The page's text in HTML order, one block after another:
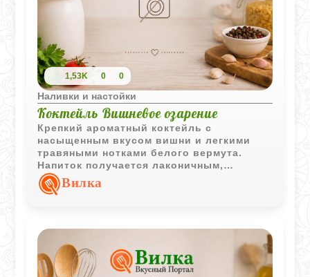
1,53K 0 0
Наливки и настойки
Коктейль Вишневое озарение
Крепкий ароматный коктейль с
насыщенным вкусом вишни и легкими
травяными нотками белого вермута.
Напиток получается лаконичным,
элегантным и хорошо подходит для
спокойной вечерней подачи.
Вилка